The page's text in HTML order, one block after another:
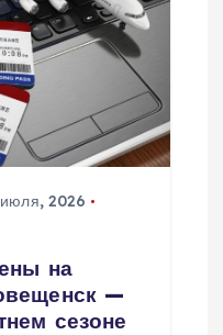
2026
на
—
сезоне